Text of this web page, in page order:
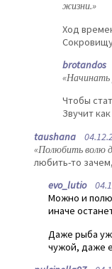
жизни.»
Ход
brotandos
«Начинать
Чтобы
Звучит
taushana
«Полюбить волю
любить-то
evo_lutio
Можно и
иначе
Даже рыба
чужой, даже